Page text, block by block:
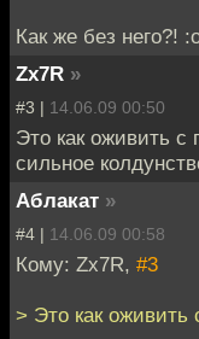
Как же без него?!
Zx7R »
#3 | 14.06.09 00:50
Это как оживить с
сильное
Аблакат »
#4 | 14.06.09 00:58
Кому: Zx7R, #3
> Это как